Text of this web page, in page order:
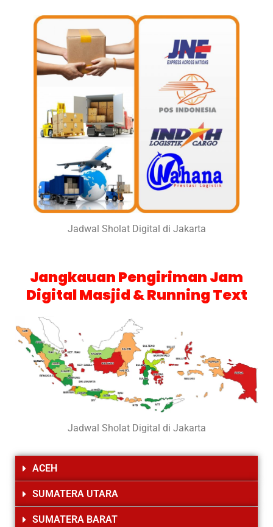
Jadwal Sholat Digital di Jakarta
Jangkauan Pengiriman Jam
Digital Masjid & Running Text
Jadwal Sholat Digital di Jakarta
ACEH
SUMATERA UTARA
SUMATERA BARAT